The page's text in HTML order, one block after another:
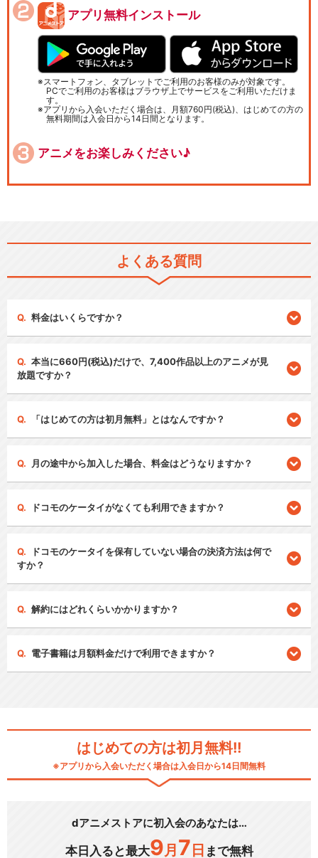
アプリ無料インストール
スマートフォン、タブレットでご利用のお客様のみが対象です。
PCでご利用のお客様はブラウザ上でサービスをご利用いただけま
す。
アプリから入会いただく場合は、月額760円(税込)、はじめての方の
無料期間は入会日から14日間となります。
アニメをお楽しみください♪
よくある質問
料金はいくらですか？
本当に660円(税込)だけで、7,400作品以上のアニメが見
放題ですか？
「はじめての方は初月無料」とはなんですか？
月の途中から加入した場合、料金はどうなりますか？
ドコモのケータイがなくても利用できますか？
ドコモのケータイを保有していない場合の決済方法は何で
すか？
解約にはどれくらいかかりますか？
電子書籍は月額料金だけで利用できますか？
はじめての方は初月無料!!
※アプリから入会いただく場合は入会日から14日間無料
dアニメストアに初入会のあなたは…
本日入ると最大9 月 7 日 まで無料